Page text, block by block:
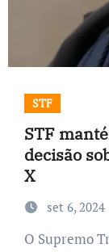
STF
STF
decisão
X
set 6, 2024
O Supremo Tribunal Federal (STF) decidiu manter